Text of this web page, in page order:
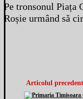
Pe tronsonul Piața
Roșie urmând să
Articolul precedent